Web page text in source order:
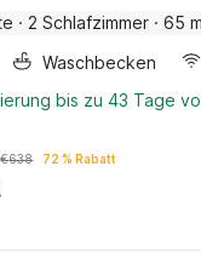
· 2 Schlafzimmer · 65
Waschbecken
bis zu 43 Tage
€638 72 % Rabatt